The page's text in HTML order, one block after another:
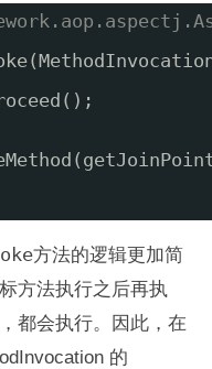
方法的逻辑更加简
方法执行之后再执
都会执行。因此，在
的